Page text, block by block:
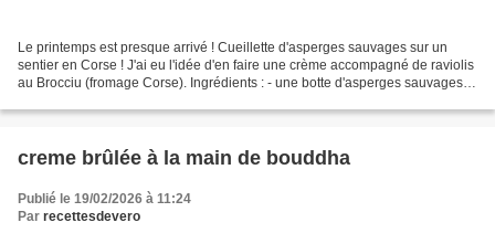
Le printemps est presque arrivé ! Cueillette d'asperges sauvages sur un
sentier en Corse ! J'ai eu l'idée d'en faire une crème accompagné de raviolis
au Brocciu (fromage Corse). Ingrédients : - une botte d'asperges sauvages
creme brûlée à la main de bouddha
Publié le 19/02/2026 à 11:24
Par recettesdevero